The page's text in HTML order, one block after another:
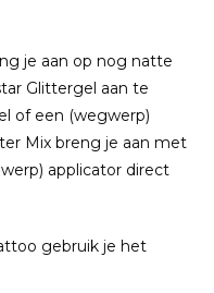
je aan op nog natte
Glittergel aan te
of een (wegwerp)
Mix breng je aan met
applicator direct
gebruik je het